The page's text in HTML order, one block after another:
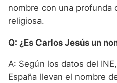
nombre con una profunda
religiosa.
Q: ¿Es Carlos Jesús un
A: Según los datos del
España llevan el nombre